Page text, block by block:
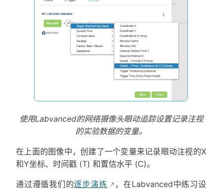
使用Labvanced的网络摄像头眼动追踪设置记录注视
的实验数据的变量。
在上面的图像中，创建了一个变量来记录眼动注视的X
和Y坐标、时间戳 (T) 和置信水平 (C)。
通过遵循我们的逐步演练
，在Labvanced中练习设